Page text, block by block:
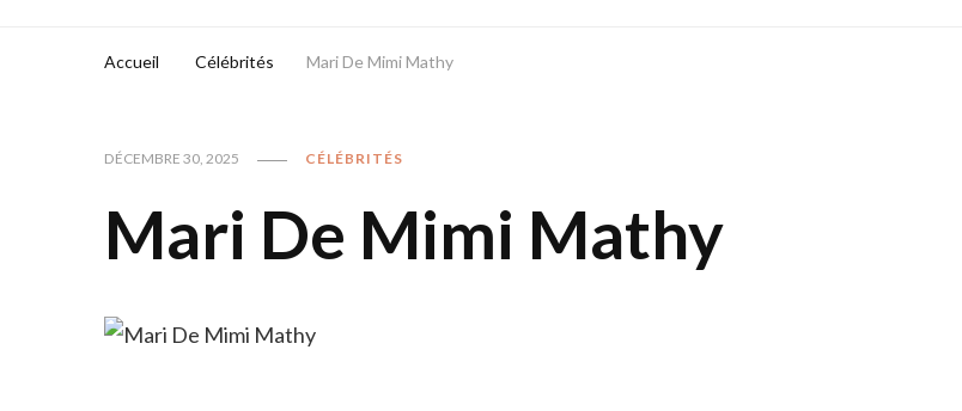
Accueil Célébrités Mari De Mimi Mathy
DÉCEMBRE 30, 2025 CÉLÉBRITÉS
Mari De Mimi Mathy